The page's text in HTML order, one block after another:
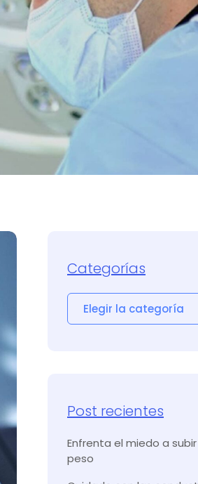
Categorías
Post recientes
Enfrenta el miedo a
peso